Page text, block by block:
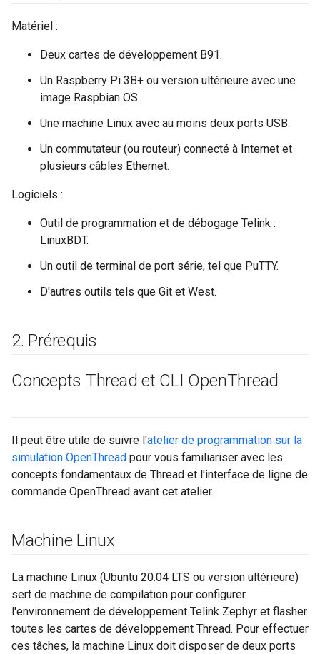
Matériel :
Deux cartes de développement B91.
Un Raspberry Pi 3B+ ou version ultérieure avec une
image Raspbian OS.
Une machine Linux avec au moins deux ports USB.
Un commutateur (ou routeur) connecté à Internet et
plusieurs câbles Ethernet.
Logiciels :
Outil de programmation et de débogage Telink :
LinuxBDT.
Un outil de terminal de port série, tel que PuTTY.
D'autres outils tels que Git et West.
2. Prérequis
Concepts Thread et CLI OpenThread
Il peut être utile de suivre l'atelier de programmation sur la
simulation OpenThread pour vous familiariser avec les
concepts fondamentaux de Thread et l'interface de ligne de
commande OpenThread avant cet atelier.
Machine Linux
La machine Linux (Ubuntu 20.04 LTS ou version ultérieure)
sert de machine de compilation pour configurer
l'environnement de développement Telink Zephyr et flasher
toutes les cartes de développement Thread. Pour effectuer
ces tâches, la machine Linux doit disposer de deux ports